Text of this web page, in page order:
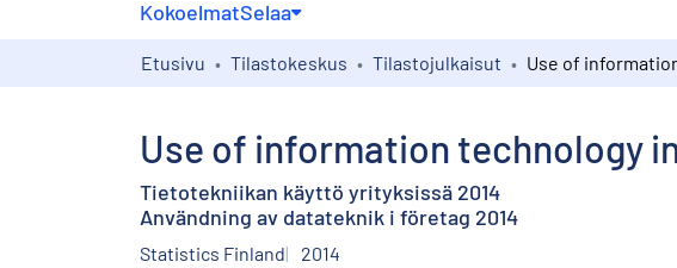
KokoelmatSelaa
Etusivu Tilastokeskus Tilastojulkaisut
Use of information technology
Tietotekniikan käyttö yrityksissä 2014
Användning av datateknik i företag 2014
Statistics Finland 2014